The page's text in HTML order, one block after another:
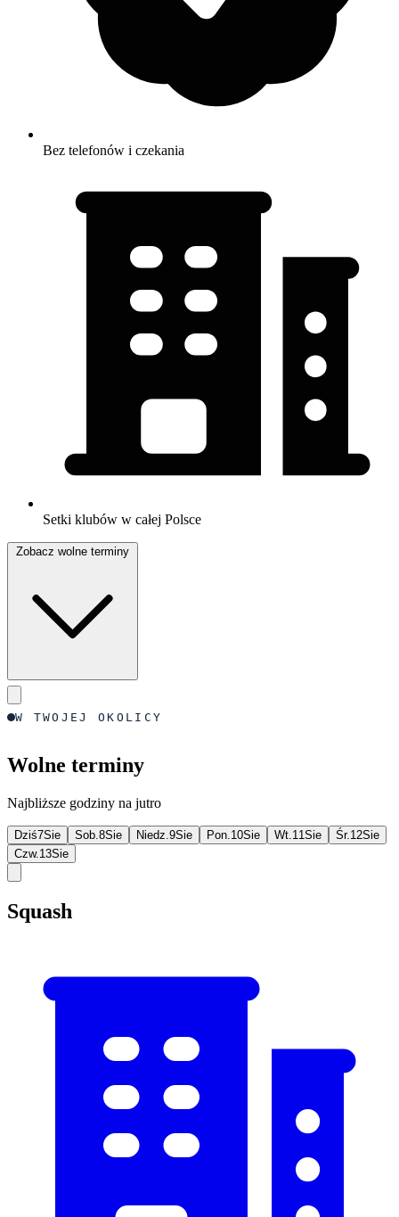
Bez telefonów i czekania
Setki klubów w całej Polsce
W TWOJEJ OKOLICY
Wolne terminy
Najbliższe godziny na jutro
Dziś7Sie Sob. 8Sie Niedz. 9Sie Pon. 10Sie Wt. 11Sie Śr. 12Sie
Czw. 13Sie
Squash